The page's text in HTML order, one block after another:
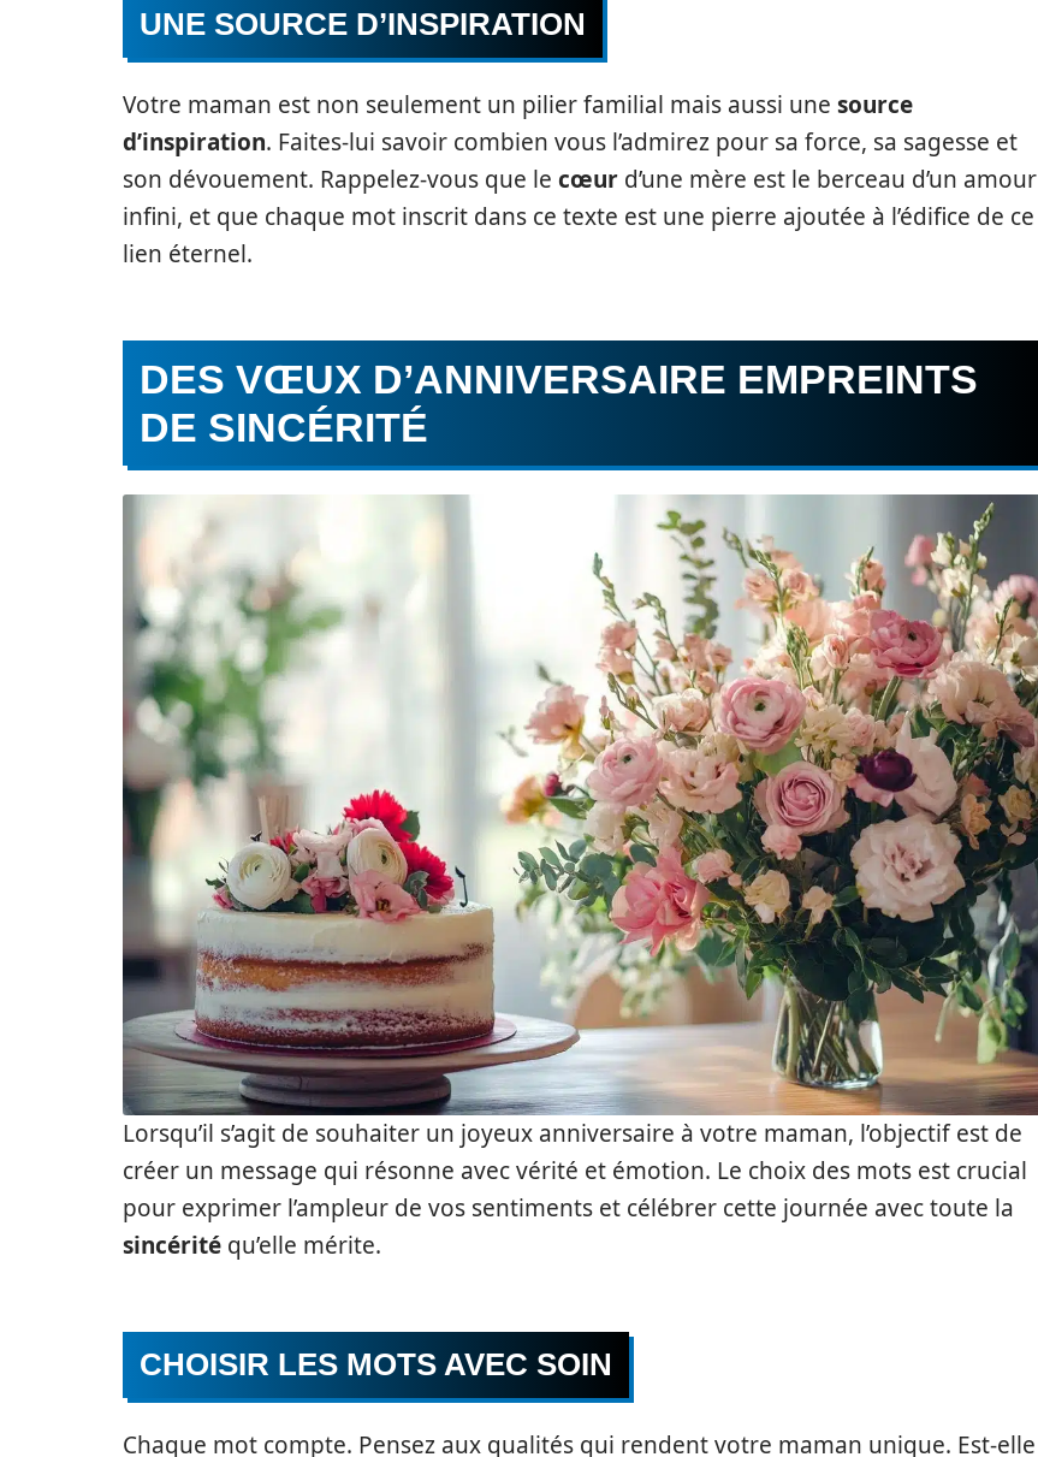
UNE SOURCE D’INSPIRATION
Votre maman est non seulement un pilier familial mais aussi une source
d’inspiration. Faites-lui savoir combien vous l’admirez pour sa force, sa sagesse et
son dévouement. Rappelez-vous que le cœur d’une mère est le berceau d’un amour
infini, et que chaque mot inscrit dans ce texte est une pierre ajoutée à l’édifice de ce
lien éternel.
DES VŒUX D’ANNIVERSAIRE EMPREINTS
DE SINCÉRITÉ
Lorsqu’il s’agit de souhaiter un joyeux anniversaire à votre maman, l’objectif est de
créer un message qui résonne avec vérité et émotion. Le choix des mots est crucial
pour exprimer l’ampleur de vos sentiments et célébrer cette journée avec toute la
sincérité qu’elle mérite.
CHOISIR LES MOTS AVEC SOIN
Chaque mot compte. Pensez aux qualités qui rendent votre maman unique. Est-elle